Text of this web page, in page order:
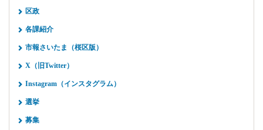
区政
各課紹介
市報さいたま（桜区版）
X（旧Twitter）
Instagram（インスタグラム）
選挙
募集